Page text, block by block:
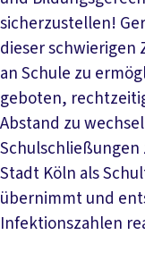
sicherzustellen!
dieser schwierigen
an Schule zu
geboten,
Abstand zu
Schulschließungen
Stadt Köln als
übernimmt und
Infektionszahlen